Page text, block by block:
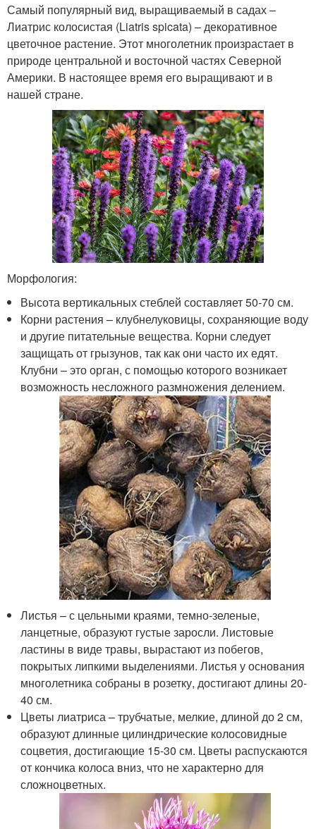
Самый популярный вид, выращиваемый в садах –
Лиатрис колосистая (Liatris spicata) – декоративное
цветочное растение. Этот многолетник произрастает в
природе центральной и восточной частях Северной
Америки. В настоящее время его выращивают и в
нашей стране.
Морфология:
Высота вертикальных стеблей составляет 50-70 см.
Корни растения – клубнелуковицы, сохраняющие воду
и другие питательные вещества. Корни следует
защищать от грызунов, так как они часто их едят.
Клубни – это орган, с помощью которого возникает
возможность несложного размножения делением.
Листья – с цельными краями, темно-зеленые,
ланцетные, образуют густые заросли. Листовые
ластины в виде травы, вырастают из побегов,
покрытых липкими выделениями. Листья у основания
многолетника собраны в розетку, достигают длины 20-
40 см.
Цветы лиатриса – трубчатые, мелкие, длиной до 2 см,
образуют длинные цилиндрические колосовидные
соцветия, достигающие 15-30 см. Цветы распускаются
от кончика колоса вниз, что не характерно для
сложноцветных.